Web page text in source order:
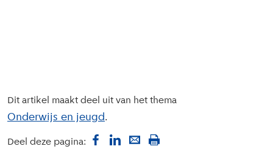
Dit artikel maakt deel uit van het thema
Onderwijs en jeugd
Deel deze pagina: